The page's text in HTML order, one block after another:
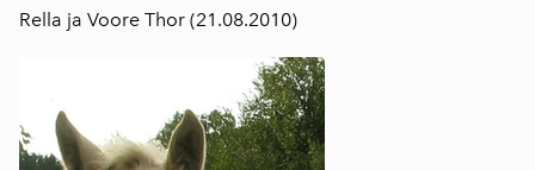
Rella ja Voore Thor (21.08.2010)